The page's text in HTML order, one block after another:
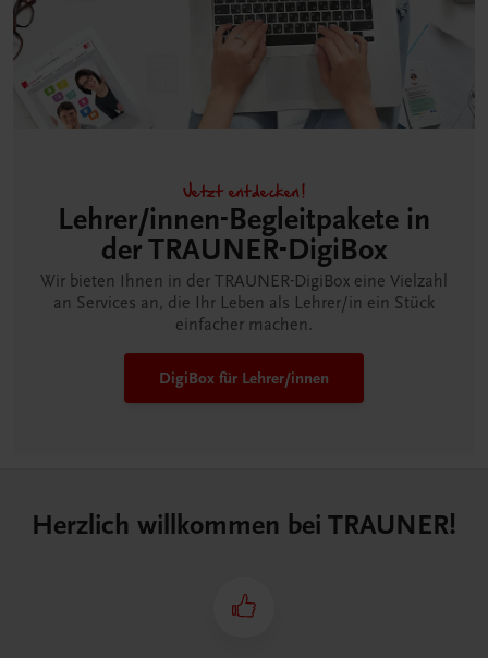
Jetzt entdecken!
Lehrer/innen-Begleitpakete in
der TRAUNER-DigiBox
Wir bieten Ihnen in der TRAUNER-DigiBox eine Vielzahl
an Services an, die Ihr Leben als Lehrer/in ein Stück
einfacher machen.
DigiBox für Lehrer/innen
Herzlich willkommen bei TRAUNER!